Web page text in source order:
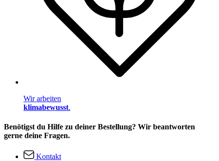
Wir arbeiten
klimabewusst.
Benötigst du Hilfe zu deiner Bestellung? Wir beantworten
gerne deine Fragen.
Kontakt